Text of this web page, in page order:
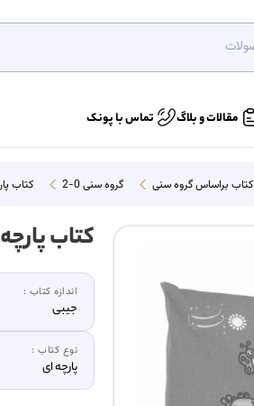
مقالات و بلاگ تماس با پونک
کتاب براساس گروه سنی گروه سنی 0-2 کتاب
کتاب
اندازه کتاب :
جیبی
نوع کتاب :
پارچه ای